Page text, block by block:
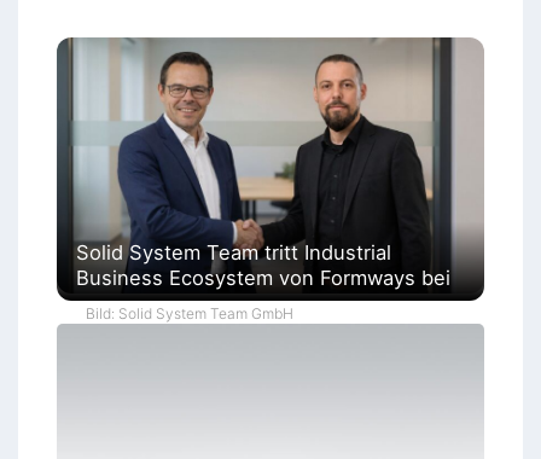
Solid System Team tritt Industrial
Business Ecosystem von Formways bei
Bild: Solid System Team GmbH